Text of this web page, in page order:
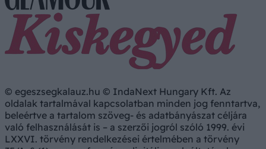
© egeszsegkalauz.hu © IndaNext Hungary Kft. Az
oldalak tartalmával kapcsolatban minden jog fenntartva,
beleértve a tartalom szöveg- és adatbányászat céljára
való felhasználását is – a szerzői jogról szóló 1999. évi
LXXVI. törvény rendelkezései értelmében a törvény